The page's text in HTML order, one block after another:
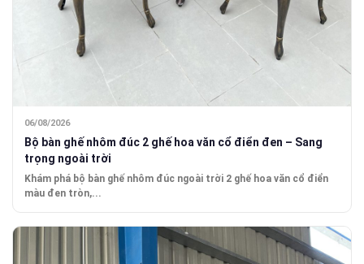
06/08/2026
Bộ bàn ghế nhôm đúc 2 ghế hoa văn cổ điển đen – Sang
trọng ngoài trời
Khám phá bộ bàn ghế nhôm đúc ngoài trời 2 ghế hoa văn cổ điển
màu đen tròn,...